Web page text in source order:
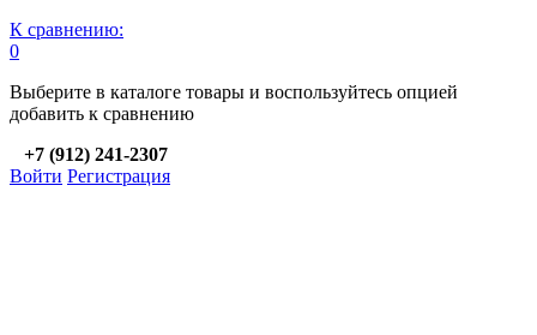
К сравнению:
0
Выберите в каталоге товары и воспользуйтесь опцией
добавить к сравнению
+7 (912) 241-2307
Войти Регистрация